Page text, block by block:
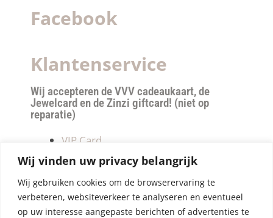
Wij vinden uw privacy belangrijk
Wij gebruiken cookies om de browserervaring te
verbeteren, websiteverkeer te analyseren en eventueel
op uw interesse aangepaste berichten of advertenties te
Facebook
Klantenservice
Wij accepteren de VVV cadeaukaart, de
Jewelcard en de Zinzi giftcard! (niet op
reparatie)
VIP Card
Retourneren
Betalen & verzendkosten
Privacy Policy
Algemene Voorwaarden